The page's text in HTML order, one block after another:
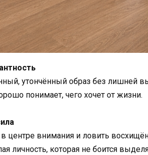
утончённый образ без лишней
понимает, чего хочет от жизни.
в центре внимания и ловить
личность, которая не боится